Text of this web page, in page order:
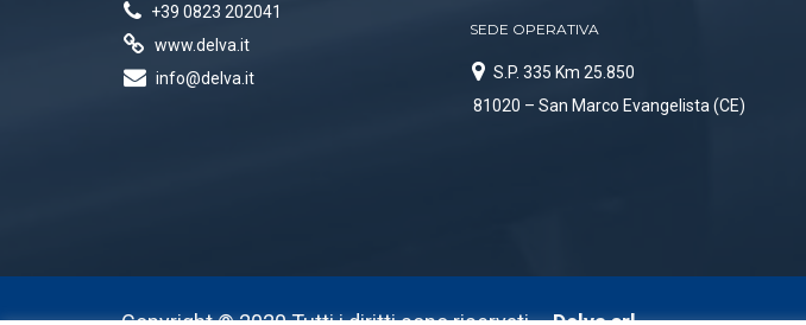
+39 0823 202041
www.delva.it
info@delva.it
SEDE OPERATIVA
S.P. 335 Km 25.850
81020 – San Marco Evangelista (CE)